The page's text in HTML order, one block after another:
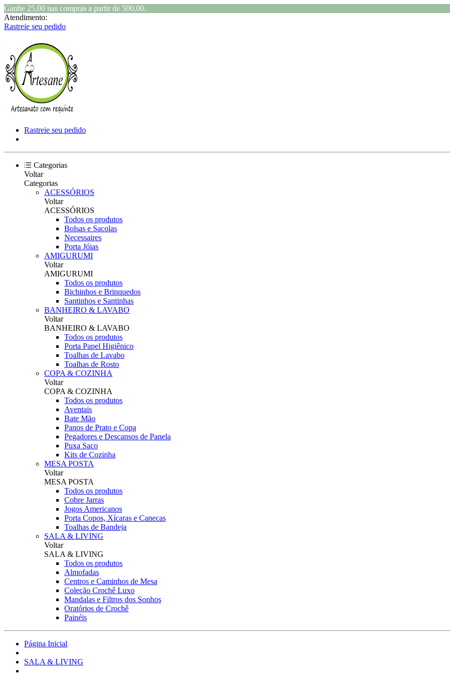
Ganhe 25,00 nas compras a partir de 500,00.
Atendimento:
Rastreie seu pedido
Rastreie seu pedido
Categorias
Voltar
Categorias
ACESSÓRIOS
Voltar
ACESSÓRIOS
Todos os produtos
Bolsas e Sacolas
Necessaires
Porta Jóias
AMIGURUMI
Voltar
AMIGURUMI
Todos os produtos
Bichinhos e Brinquedos
Santinhos e Santinhas
BANHEIRO & LAVABO
Voltar
BANHEIRO & LAVABO
Todos os produtos
Porta Papel Higiênico
Toalhas de Lavabo
Toalhas de Rosto
COPA & COZINHA
Voltar
COPA & COZINHA
Todos os produtos
Aventais
Bate Mão
Panos de Prato e Copa
Pegadores e Descansos de Panela
Puxa Saco
Kits de Cozinha
MESA POSTA
Voltar
MESA POSTA
Todos os produtos
Cobre Jarras
Jogos Americanos
Porta Copos, Xícaras e Canecas
Toalhas de Bandeja
SALA & LIVING
Voltar
SALA & LIVING
Todos os produtos
Almofadas
Centros e Caminhos de Mesa
Coleção Crochê Luxo
Mandalas e Filtros dos Sonhos
Oratórios de Crochê
Painéis
Página Inicial
SALA & LIVING